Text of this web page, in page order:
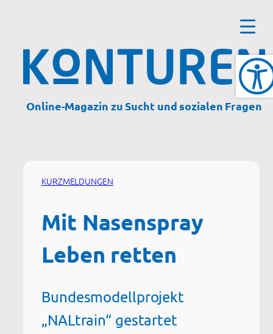
Online-Magazin zu Sucht und sozialen Fragen
KURZMELDUNGEN
Mit Nasenspray
Leben retten
Bundesmodellprojekt
„NALtrain“ gestartet